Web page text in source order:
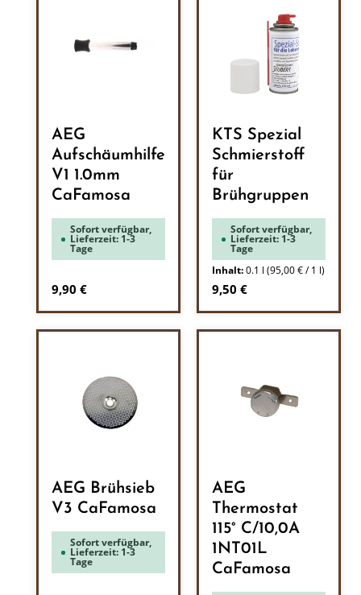
AEG
Aufschäumhilfe
V1 1.0mm
CaFamosa
Sofort verfügbar,
Lieferzeit: 1-3
Tage
Regulärer Preis:
9,90 €
KTS Spezial
Schmierstoff
für
Brühgruppen
Sofort verfügbar,
Lieferzeit: 1-3
Tage
Inhalt:0.1 l (95,00 € / 1 l)
Regulärer Preis:
9,50 €
AEG Brühsieb
V3 CaFamosa
Sofort verfügbar,
Lieferzeit: 1-3
Tage
AEG
Thermostat
115° C/10,0A
1NT01L
CaFamosa